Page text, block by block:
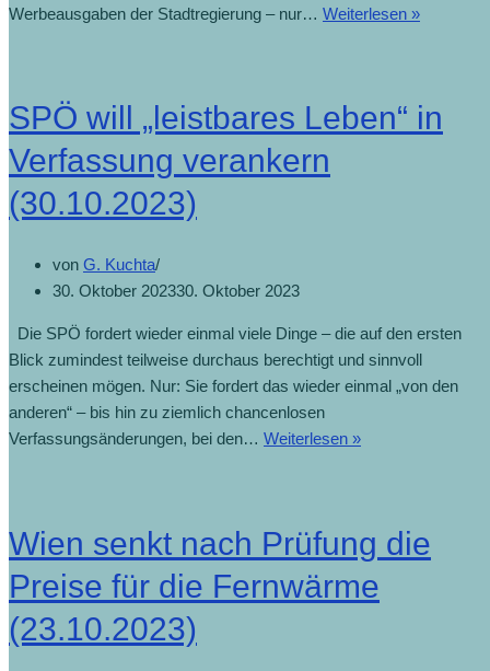
Werbeausgaben der Stadtregierung – nur… Weiterlesen »
SPÖ will „leistbares Leben“ in
Verfassung verankern
(30.10.2023)
von G. Kuchta
30. Oktober 202330. Oktober 2023
Die SPÖ fordert wieder einmal viele Dinge – die auf den ersten
Blick zumindest teilweise durchaus berechtigt und sinnvoll
erscheinen mögen. Nur: Sie fordert das wieder einmal „von den
anderen“ – bis hin zu ziemlich chancenlosen
Verfassungsänderungen, bei den… Weiterlesen »
Wien senkt nach Prüfung die
Preise für die Fernwärme
(23.10.2023)